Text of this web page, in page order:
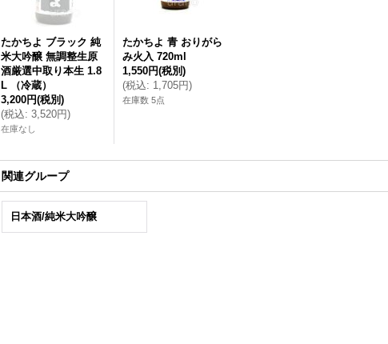
たかちよ ブラック 純
米大吟醸 無調整生原
酒厳選中取り本生 1.8
L （冷蔵）
3,200円(税別)
(税込: 3,520円)
在庫なし
たかちよ 青 おりがら
み火入 720ml
1,550円(税別)
(税込: 1,705円)
在庫数 5点
関連グループ
日本酒/純米大吟醸